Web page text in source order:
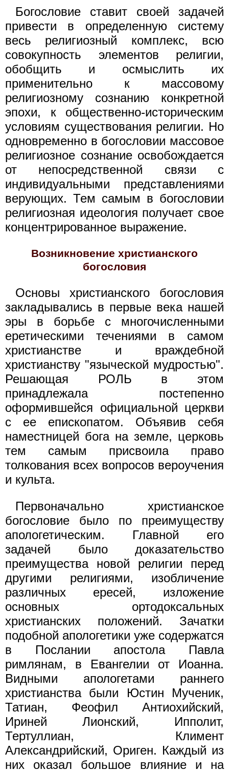
Богословие ставит своей задачей
привести в определенную систему
весь религиозный комплекс, всю
совокупность элементов религии,
обобщить и осмыслить их
применительно к массовому
религиозному сознанию конкретной
эпохи, к общественно-историческим
условиям существования религии. Но
одновременно в богословии массовое
религиозное сознание освобождается
от непосредственной связи с
индивидуальными представлениями
верующих. Тем самым в богословии
религиозная идеология получает свое
концентрированное выражение.
Возникновение христианского
богословия
Основы христианского богословия
закладывались в первые века нашей
эры в борьбе с многочисленными
еретическими течениями в самом
христианстве и враждебной
христианству "языческой мудростью".
Решающая РОЛЬ в этом
принадлежала постепенно
оформившейся официальной церкви
с ее епископатом. Объявив себя
наместницей бога на земле, церковь
тем самым присвоила право
толкования всех вопросов вероучения
и культа.
Первоначально христианское
богословие было по преимуществу
апологетическим. Главной его
задачей было доказательство
преимущества новой религии перед
другими религиями, изобличение
различных ересей, изложение
основных ортодоксальных
христианских положений. Зачатки
подобной апологетики уже содержатся
в Послании апостола Павла
римлянам, в Евангелии от Иоанна.
Видными апологетами раннего
христианства были Юстин Мученик,
Татиан, Феофил Антиохийский,
Ириней Лионский, Ипполит,
Тертуллиан, Климент
Александрийский, Ориген. Каждый из
них оказал большое влияние и на